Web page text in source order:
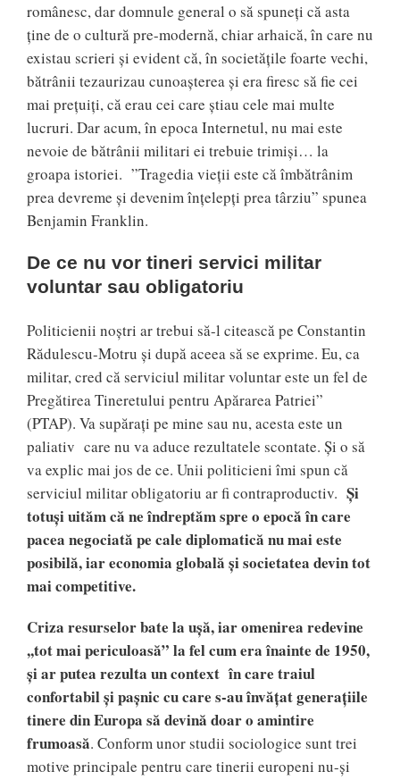
românesc, dar domnule general o să spuneți că asta
ține de o cultură pre-modernă, chiar arhaică, în care nu
existau scrieri și evident că, în societățile foarte vechi,
bătrânii tezaurizau cunoașterea și era firesc să fie cei
mai prețuiți, că erau cei care știau cele mai multe
lucruri. Dar acum, în epoca Internetul, nu mai este
nevoie de bătrânii militari ei trebuie trimiși… la
groapa istoriei. ”Tragedia vieții este că îmbătrânim
prea devreme și devenim înțelepți prea târziu” spunea
Benjamin Franklin.
De ce nu vor tineri servici militar
voluntar sau obligatoriu
Politicienii noștri ar trebui să-l citească pe Constantin
Rădulescu-Motru și după aceea să se exprime. Eu, ca
militar, cred că serviciul militar voluntar este un fel de
Pregătirea Tineretului pentru Apărarea Patriei”
(PTAP). Va supărați pe mine sau nu, acesta este un
paliativ care nu va aduce rezultatele scontate. Și o să
va explic mai jos de ce. Unii politicieni îmi spun că
serviciul militar obligatoriu ar fi contraproductiv. Și
totuși uităm că ne îndreptăm spre o epocă în care
pacea negociată pe cale diplomatică nu mai este
posibilă, iar economia globală și societatea devin tot
mai competitive.
Criza resurselor bate la ușă, iar omenirea redevine
,,tot mai periculoasă” la fel cum era înainte de 1950,
și ar putea rezulta un context în care traiul
confortabil și pașnic cu care s-au învățat generațiile
tinere din Europa să devină doar o amintire
frumoasă. Conform unor studii sociologice sunt trei
motive principale pentru care tinerii europeni nu-și